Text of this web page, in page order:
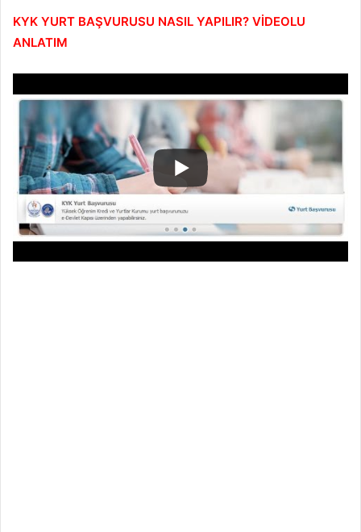
KYK YURT BAŞVURUSU NASIL YAPILIR? VİDEOLU
ANLATIM